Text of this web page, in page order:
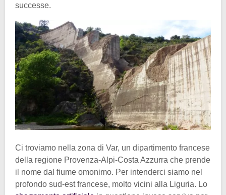
successe.
Ci troviamo nella zona di Var, un dipartimento francese
della regione Provenza-Alpi-Costa Azzurra che prende
il nome dal fiume omonimo. Per intenderci siamo nel
profondo sud-est francese, molto vicini alla Liguria. Lo